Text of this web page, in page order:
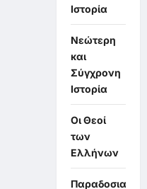
Ιστορία
Νεώτερη
και
Σύγχρονη
Ιστορία
Οι Θεοί
των
Ελλήνων
Παραδοσιακά